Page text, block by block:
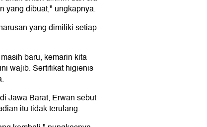
yang dibuat," ungkapnya.
yang dimiliki setiap
baru, kemarin kita
wajib. Sertifikat higienis
Jawa Barat, Erwan sebut
itu tidak terulang.